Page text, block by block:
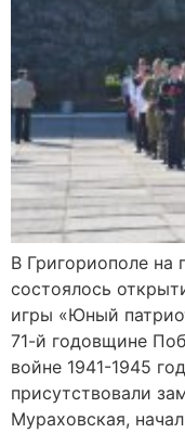
В Григориополе на
состоялось
игры «Юный
71-й годовщине
войне 1941-1945
присутствовали
Мураховская,